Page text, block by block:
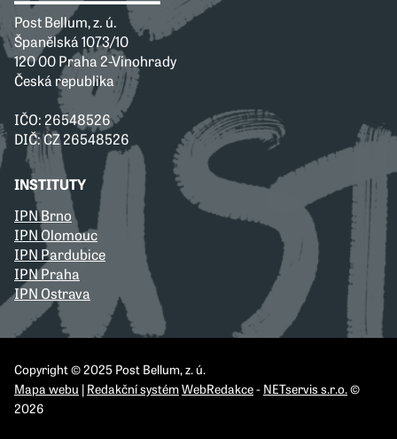
Post Bellum, z. ú.
Španělská 1073/10
120 00 Praha 2-Vinohrady
Česká republika
IČO: 26548526
DIČ: CZ 26548526
INSTITUTY
IPN Brno
IPN Olomouc
IPN Pardubice
IPN Praha
IPN Ostrava
Copyright © 2025 Post Bellum, z. ú.
Mapa webu | Redakční systémWebRedakce- NETservis s.r.o.©
2026